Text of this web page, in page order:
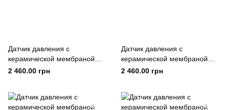
Датчик давления с
керамической мембраной
ПД100-Н1,0-381-1,0
2 460.00 грн
Датчик давления с
керамической мембраной
ПД100-Н1,6-381-1,0
2 460.00 грн